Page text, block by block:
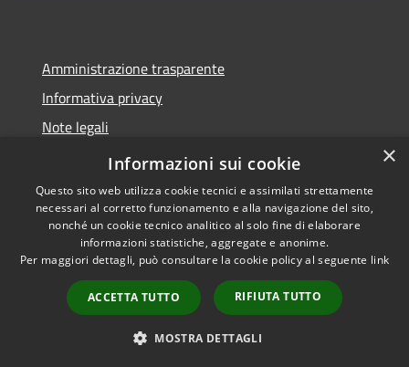
Amministrazione trasparente
Informativa privacy
Note legali
Dichiarazione di accessibilità
Accessibilità
Copyright © 2026 • Comune di
Molinella • Powered by
Municipium•
Accesso
redazione
×
Informazioni sui cookie
Questo sito web utilizza cookie tecnici e assimilati strettamente
necessari al corretto funzionamento e alla navigazione del sito,
nonché un cookie tecnico analitico al solo fine di elaborare
informazioni statistiche, aggregate e anonime.
Per maggiori dettagli, può consultare la cookie policy al seguente link
ACCETTA TUTTO RIFIUTA TUTTO
MOSTRA DETTAGLI